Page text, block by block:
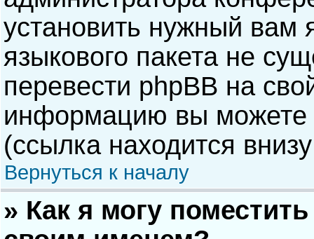
установить нужный вам
языкового пакета не
перевести phpBB на
информацию вы можете
(ссылка находится
Вернуться к началу
» Как я могу